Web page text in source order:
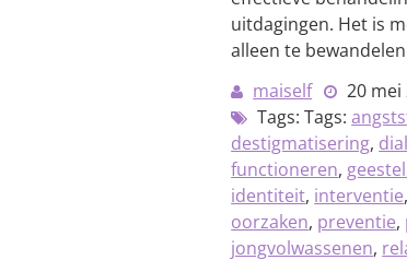
uitdagingen. Het is
alleen te
maiself
20 mei
Tags: Tags:
destigmatisering,
functioneren,
identiteit, interventie,
oorzaken, preventie,
jongvolwassenen,